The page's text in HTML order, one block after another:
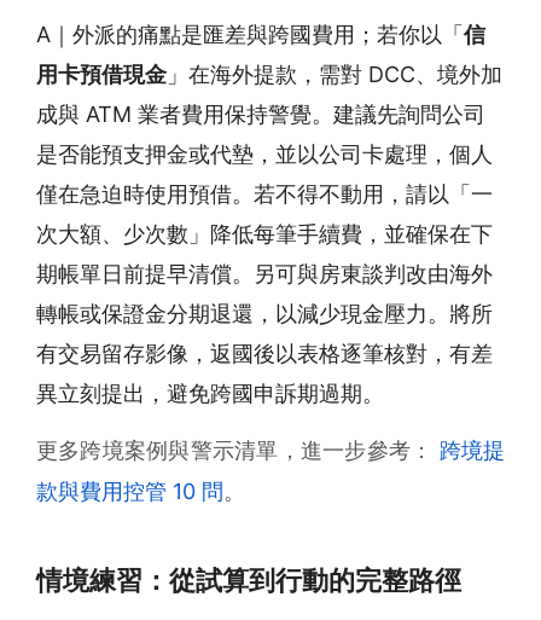
A｜外派的痛點是匯差與跨國費用；若你以「 信
用卡預借現金」在海外提款，需對 DCC、境外加
成與 ATM 業者費用保持警覺。建議先詢問公司
是否能預支押金或代墊，並以公司卡處理，個人
僅在急迫時使用預借。若不得不動用，請以「一
次大額、少次數」降低每筆手續費，並確保在下
期帳單日前提早清償。另可與房東談判改由海外
轉帳或保證金分期退還，以減少現金壓力。將所
有交易留存影像，返國後以表格逐筆核對，有差
異立刻提出，避免跨國申訴期過期。
更多跨境案例與警示清單，進一步參考：
跨境提
款與費用控管 10 問。
情境練習：從試算到行動的完整路徑